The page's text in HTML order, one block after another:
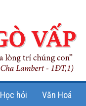
Học hỏi Văn Hoá